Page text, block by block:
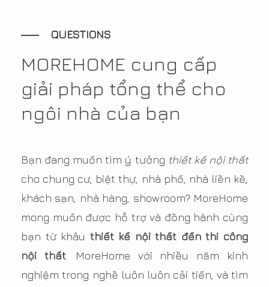
QUESTIONS
MOREHOME cung cấp
giải pháp tổng thể cho
ngôi nhà của bạn
Bạn đang muốn tìm ý tưởng thiết kế nội thất
cho chung cư, biệt thự, nhà phố, nhà liền kề,
khách sạn, nhà hàng, showroom? MoreHome
mong muốn được hỗ trợ và đồng hành cùng
bạn từ khâu thiết kế nội thất đến thi công
nội thất. MoreHome với nhiều năm kinh
nghiệm trong nghề luôn luôn cải tiến, và tìm